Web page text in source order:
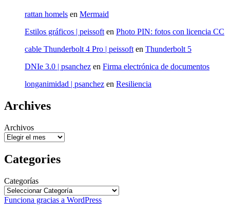
rattan homels en Mermaid
Estilos gráficos | peissoften Photo PIN: fotos con licencia CC
cable Thunderbolt 4 Pro | peissoften Thunderbolt 5
DNIe 3.0 | psanchez en Firma electrónica de documentos
longanimidad | psanchez en Resiliencia
Archives
Archivos
Categories
Categorías
Funciona gracias a WordPress